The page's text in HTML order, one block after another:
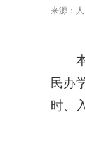
来源：
民办
时、